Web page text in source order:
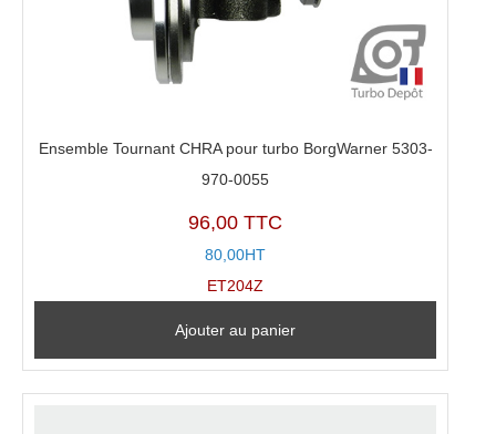
Ensemble Tournant CHRA pour turbo BorgWarner 5303-
970-0055
96,00 TTC
80,00HT
ET204Z
Ajouter au panier